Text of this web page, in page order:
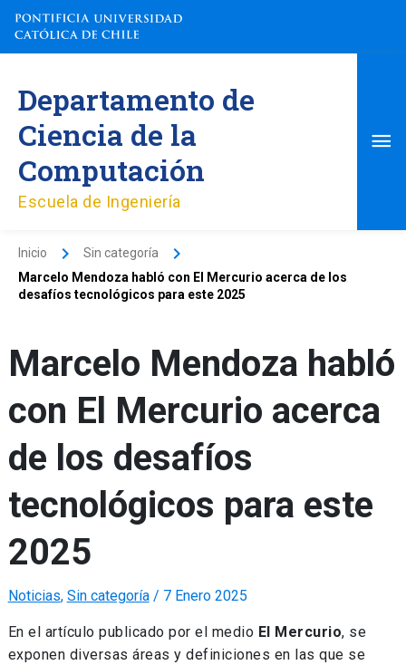
contenido
Departamento de
Ciencia de la
Computación
Escuela de Ingeniería
Inicio
Sin categoría
Marcelo Mendoza habló con El Mercurio acerca de los
desafíos tecnológicos para este 2025
Marcelo Mendoza habló
con El Mercurio acerca
de los desafíos
tecnológicos para este
2025
Noticias, Sin categoría/ 7 Enero 2025
En el artículo publicado por el medio El Mercurio, se
exponen diversas áreas y definiciones en las que se